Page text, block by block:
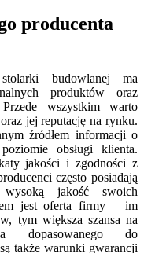
producenta
budowlanej ma
produktów oraz
wszystkim warto
jej reputację na rynku.
źródłem informacji o
obsługi klienta.
jakości i zgodności z
często posiadają
wysoką jakość swoich
jest oferta firmy – im
tym większa szansa na
dopasowanego do
także warunki gwarancji